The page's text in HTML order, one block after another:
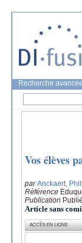
Recherche avancée
Vos élèves
parAnckaert,
Référence
Publication
Article sans
ACCÈS EN LIGNE